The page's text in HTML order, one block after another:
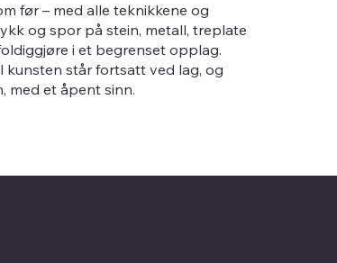
før – med alle teknikkene og
og spor på stein, metall, treplate
i et begrenset opplag.
står fortsatt ved lag, og
med et åpent sinn.